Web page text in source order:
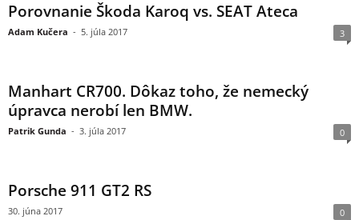
Porovnanie Škoda Karoq vs. SEAT Ateca
Adam Kučera - 5. júla 2017 3
Manhart CR700. Dôkaz toho, že nemecký
úpravca nerobí len BMW.
Patrik Gunda - 3. júla 2017 0
Porsche 911 GT2 RS
30. júna 2017 0